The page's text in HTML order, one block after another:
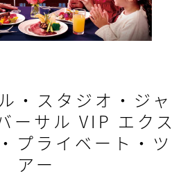
・スタジオ・ジャ
サル VIP エクス
プライベート・ツ
アー